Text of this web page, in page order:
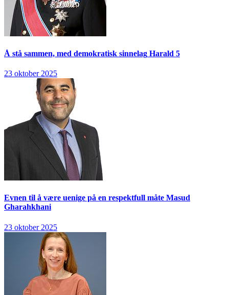
Å stå sammen, med demokratisk sinnelag Harald 5
23 oktober 2025
Evnen til å være uenige på en respektfull måte Masud
Gharahkhani
23 oktober 2025